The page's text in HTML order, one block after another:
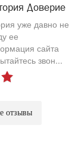
Доверие
уже давно не
ее
сайта
звон...
отзывы